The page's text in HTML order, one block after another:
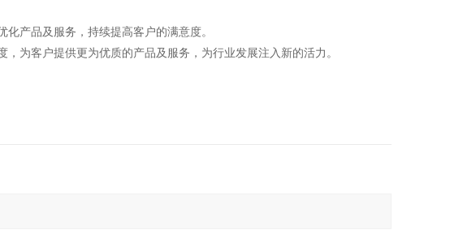
产品及服务，持续提高客户的满意度。
为客户提供更为优质的产品及服务，为行业发展注入新的活力。